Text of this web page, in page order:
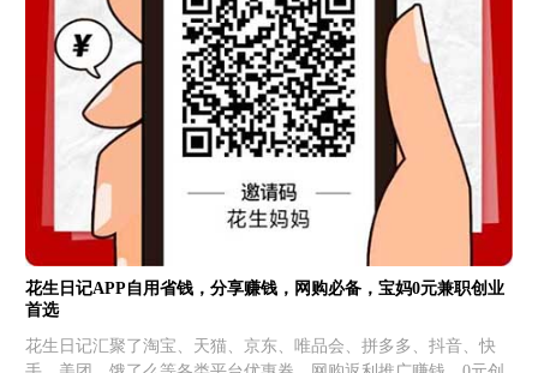
花生日记APP自用省钱，分享赚钱，网购必备，宝妈0元兼职创业
首选
花生日记汇聚了淘宝、天猫、京东、唯品会、拼多多、抖音、快